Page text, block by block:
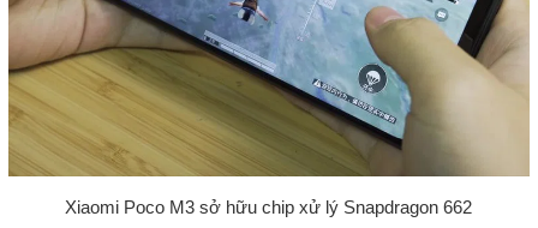
Xiaomi Poco M3 sở hữu chip xử lý Snapdragon 662